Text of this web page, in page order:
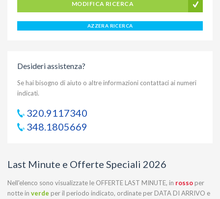
MODIFICA RICERCA
AZZERA RICERCA
Desideri assistenza?
Se hai bisogno di aiuto o altre informazioni contattaci ai numeri
indicati.
320.9117340
348.1805669
Last Minute e Offerte Speciali 2026
Nell'elenco sono visualizzate le OFFERTE LAST MINUTE, in rosso per
notte in verde per il periodo indicato, ordinate per DATA DI ARRIVO e